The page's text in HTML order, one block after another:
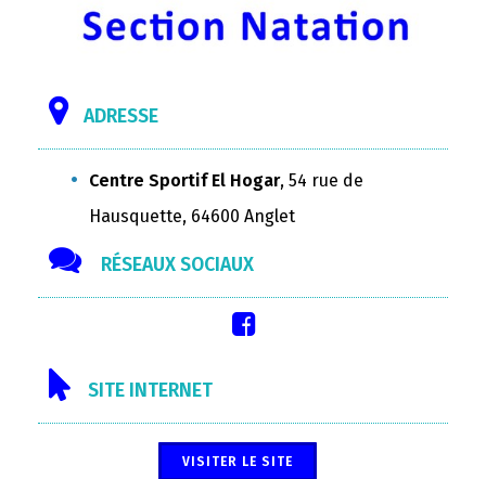
ADRESSE
Centre Sportif El Hogar, 54 rue de
Hausquette, 64600 Anglet
RÉSEAUX SOCIAUX
SITE INTERNET
VISITER LE SITE